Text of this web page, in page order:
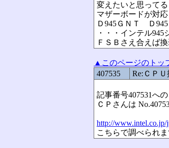
変えたいと思って
マザーボードが対
Ｄ945ＧＮＴ Ｄ
・・・インテル
ＦＳＢさえ合えば
▲このページのトッ
407535
Re:ＣＰＵ
記事番号407531へ
ＣＰさんは
http://www.intel.co.jp/
こちらで調べられま